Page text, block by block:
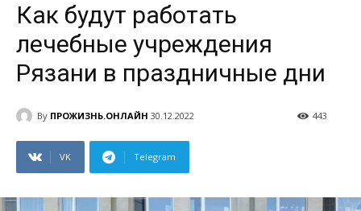
Как будут работать
лечебные учреждения
Рязани в праздничные дни
By ПРОЖИЗНЬ.ОНЛАЙН 30.12.2022 443
VK Telegram